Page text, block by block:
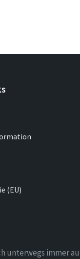
(EU)
unterwegs immer